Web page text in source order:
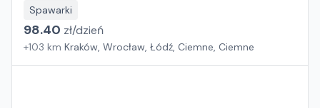
Spawarki
98.40 zł/dzień
+103 km Kraków, Wrocław, Łódź, Ciemne, Ciemne